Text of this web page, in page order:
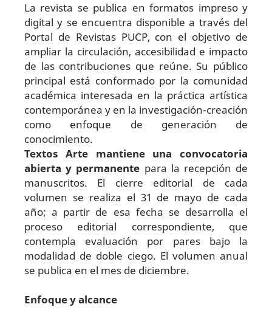
La revista se publica en formatos impreso y
digital y se encuentra disponible a través del
Portal de Revistas PUCP, con el objetivo de
ampliar la circulación, accesibilidad e impacto
de las contribuciones que reúne. Su público
principal está conformado por la comunidad
académica interesada en la práctica artística
contemporánea y en la investigación-creación
como enfoque de generación de
conocimiento.
Textos Arte mantiene una convocatoria
abierta y permanente para la recepción de
manuscritos. El cierre editorial de cada
volumen se realiza el 31 de mayo de cada
año; a partir de esa fecha se desarrolla el
proceso editorial correspondiente, que
contempla evaluación por pares bajo la
modalidad de doble ciego. El volumen anual
se publica en el mes de diciembre.
Enfoque y alcance